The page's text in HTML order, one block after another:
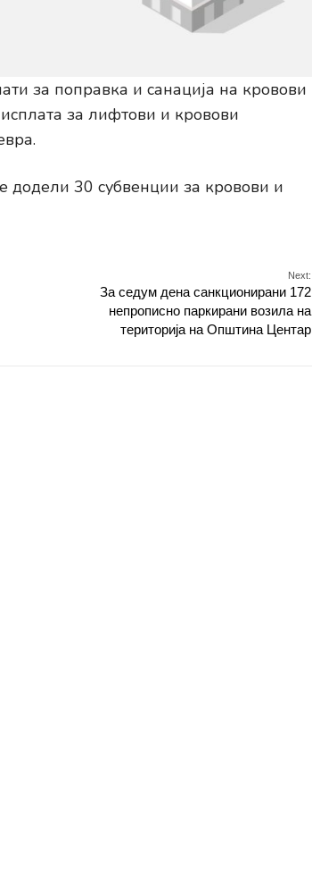
за поправка и санација на кровови
за лифтови и кровови
додели 30 субвенции за кровови и
Next:
За седум дена санкционирани 172
непрописно паркирани возила на
територија на Општина Центар